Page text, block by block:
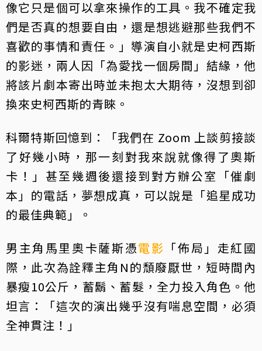
像它只是個可以拿來操作的工具。我不確定我
們是否真的想要自由，還是想逃避那些我們不
喜歡的事情和責任。」導演自小就是史柯西斯
的影迷，兩人因「為愛找一個房間」結緣，他
將該片劇本寄出時並未抱太大期待，沒想到卻
換來史柯西斯的青睞。
科爾特斯回憶到：「我們在 Zoom 上談剪接談
了好幾小時，那一刻對我來說就像得了奧斯
卡！」甚至幾週後還接到對方辦公室「催劇
本」的電話，夢想成真，可以說是「追星成功
的最佳典範」。
男主角馬里奧卡薩斯憑電影 「佈局」走紅國
際，此次為詮釋主角N的頹廢厭世，短時間內
暴瘦10公斤，蓄鬍、蓄髮，全力投入角色。他
坦言：「這次的演出幾乎沒有喘息空間，必須
全神貫注！」